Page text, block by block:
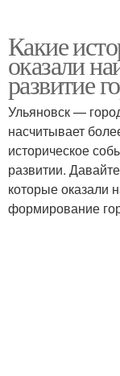
Какие
оказали
развитие
Ульяновск —
насчитывает
историческое
развитии.
которые оказали
формирование